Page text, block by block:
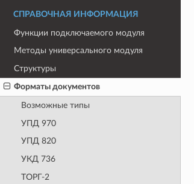
СПРАВОЧНАЯ ИНФОРМАЦИЯ
Функции подключаемого модуля
Методы универсального модуля
Структуры
Форматы документов
Возможные типы
УПД 970
УПД 820
УКД 736
ТОРГ-2